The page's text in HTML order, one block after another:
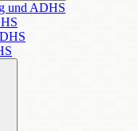
und ADHS